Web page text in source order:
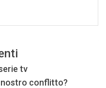
tv
nostro conflitto?